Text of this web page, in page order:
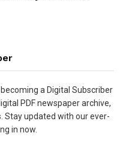
a Digital Subscriber
PDF newspaper archive,
Stay updated with our ever-
in now.